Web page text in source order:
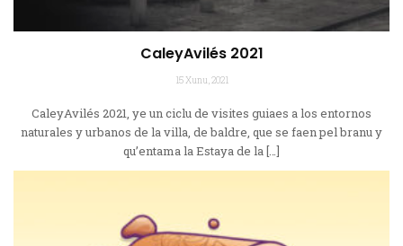
CaleyAvilés 2021
15 Xunu, 2021
CaleyAvilés 2021, ye un ciclu de visites guiaes a los entornos
naturales y urbanos de la villa, de baldre, que se faen pel branu y
qu’entama la Estaya de la […]